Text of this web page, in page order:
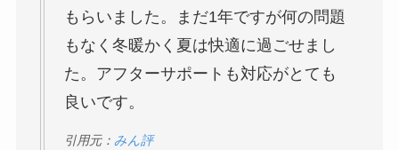
もらいました。まだ1年ですが何の問題
もなく冬暖かく夏は快適に過ごせまし
た。アフターサポートも対応がとても
良いです。
引用元： みん評